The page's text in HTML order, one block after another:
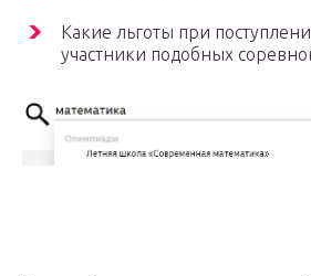
Какие льготы при
участники подобных